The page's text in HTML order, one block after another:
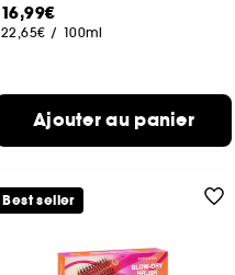
16,99€
22,65€ / 100ml
Ajouter au panier
Best seller